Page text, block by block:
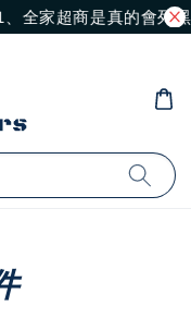
全家超商是真的會列